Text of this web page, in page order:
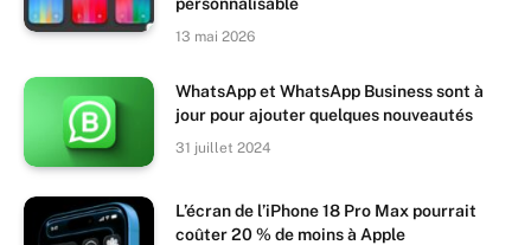
13 mai 2026
WhatsApp et WhatsApp Business sont à
jour pour ajouter quelques nouveautés
31 juillet 2024
L’écran de l’iPhone 18 Pro Max pourrait
coûter 20 % de moins à Apple